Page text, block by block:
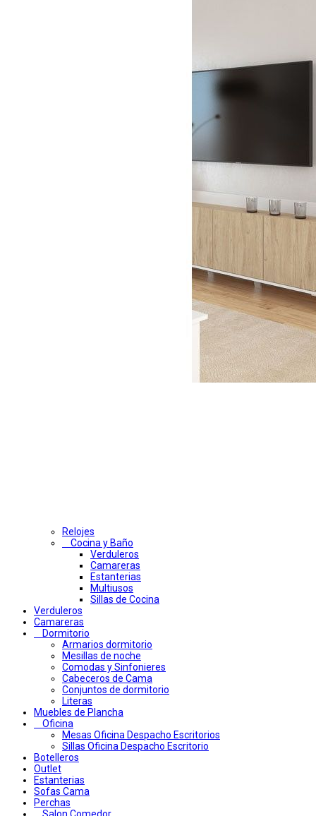
Relojes
Cocina y Baño
Verduleros
Camareras
Estanterias
Multiusos
Sillas de Cocina
Verduleros
Camareras
Dormitorio
Armarios dormitorio
Mesillas de noche
Comodas y Sinfonieres
Cabeceros de Cama
Conjuntos de dormitorio
Literas
Muebles de Plancha
Oficina
Mesas Oficina Despacho Escritorios
Sillas Oficina Despacho Escritorio
Botelleros
Outlet
Estanterias
Sofas Cama
Perchas